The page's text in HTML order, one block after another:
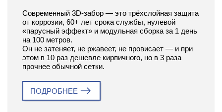
Современный 3D-забор — это трёхслойная защита
от коррозии, 60+ лет срока службы, нулевой
«парусный эффект» и модульная сборка за 1 день
на 100 метров.
Он не затеняет, не ржавеет, не провисает — и при
этом в 10 раз дешевле кирпичного, но в 3 раза
прочнее обычной сетки.
ПОДРОБНЕЕ